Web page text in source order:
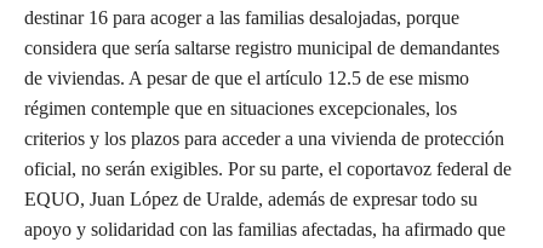
destinar 16 para acoger a las familias desalojadas, porque
considera que sería saltarse registro municipal de demandantes
de viviendas. A pesar de que el artículo 12.5 de ese mismo
régimen contemple que en situaciones excepcionales, los
criterios y los plazos para acceder a una vivienda de protección
oficial, no serán exigibles. Por su parte, el coportavoz federal de
EQUO, Juan López de Uralde, además de expresar todo su
apoyo y solidaridad con las familias afectadas, ha afirmado que